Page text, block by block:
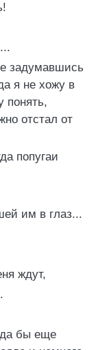
задумавшись
я не хожу в
понять,
отстал от
попугаи
им в глаз...
ждут,
бы еще